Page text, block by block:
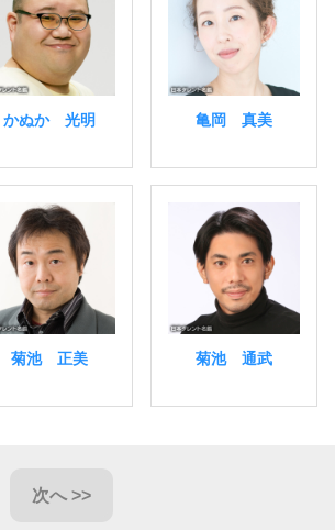
かぬか 光明 亀岡 真美
菊池 正美 菊池 通武
次へ >>